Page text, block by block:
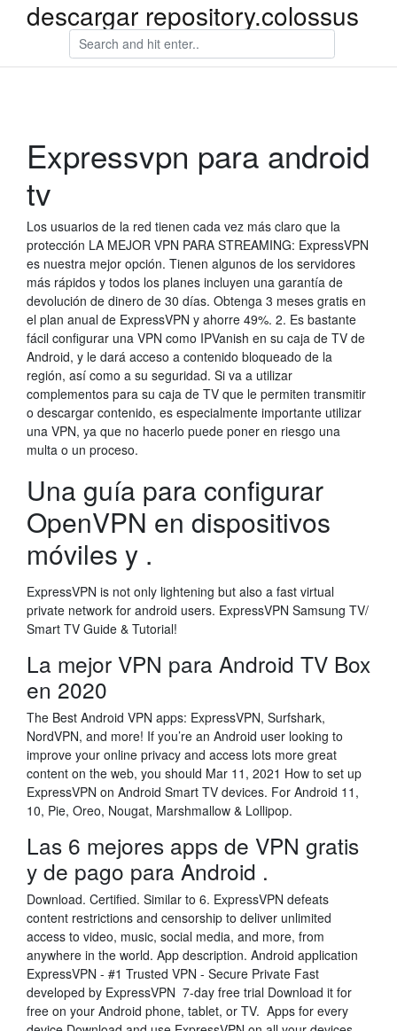
descargar repository.colossus
Expressvpn para android
tv
Los usuarios de la red tienen cada vez más claro que la
protección LA MEJOR VPN PARA STREAMING: ExpressVPN
es nuestra mejor opción. Tienen algunos de los servidores
más rápidos y todos los planes incluyen una garantía de
devolución de dinero de 30 días. Obtenga 3 meses gratis en
el plan anual de ExpressVPN y ahorre 49%. 2. Es bastante
fácil configurar una VPN como IPVanish en su caja de TV de
Android, y le dará acceso a contenido bloqueado de la
región, así como a su seguridad. Si va a utilizar
complementos para su caja de TV que le permiten transmitir
o descargar contenido, es especialmente importante utilizar
una VPN, ya que no hacerlo puede poner en riesgo una
multa o un proceso.
Una guía para configurar
OpenVPN en dispositivos
móviles y .
ExpressVPN is not only lightening but also a fast virtual
private network for android users. ExpressVPN Samsung TV/
Smart TV Guide & Tutorial!
La mejor VPN para Android TV Box
en 2020
The Best Android VPN apps: ExpressVPN, Surfshark,
NordVPN, and more! If you’re an Android user looking to
improve your online privacy and access lots more great
content on the web, you should Mar 11, 2021 How to set up
ExpressVPN on Android Smart TV devices. For Android 11,
10, Pie, Oreo, Nougat, Marshmallow & Lollipop.
Las 6 mejores apps de VPN gratis
y de pago para Android .
Download. Certified. Similar to 6. ExpressVPN defeats
content restrictions and censorship to deliver unlimited
access to video, music, social media, and more, from
anywhere in the world. App description. Android application
ExpressVPN - #1 Trusted VPN - Secure Private Fast
developed by ExpressVPN 7-day free trial Download it for
free on your Android phone, tablet, or TV. Apps for every